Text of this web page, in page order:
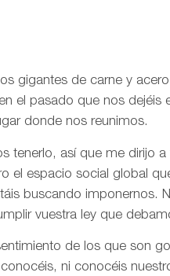
gigantes de carne y
el pasado que nos dejéis
donde nos reunimos.
tenerlo, así que me dirijo
el espacio social global
buscando imponernos.
vuestra ley que
de los que son
ni conocéis